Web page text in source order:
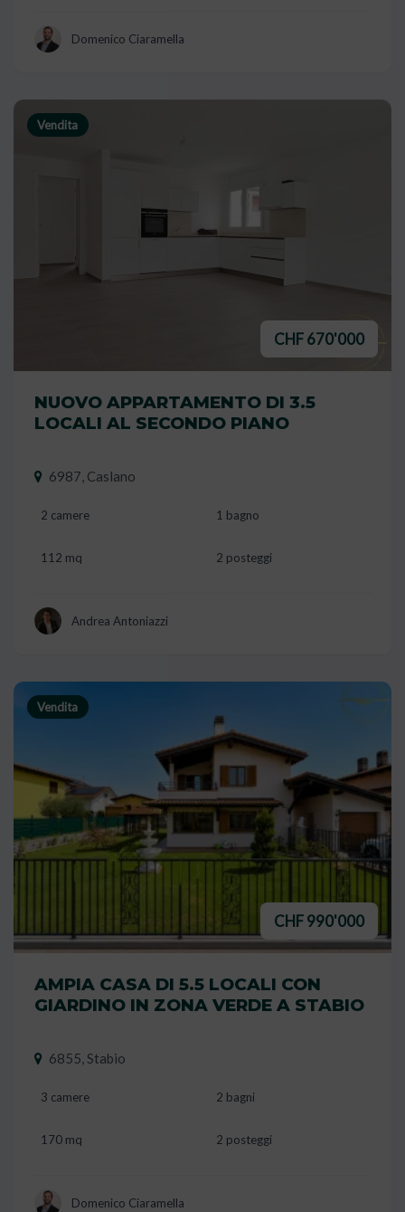
Domenico Ciaramella
Vendita
CHF 670'000
NUOVO APPARTAMENTO DI 3.5
LOCALI AL SECONDO PIANO
6987, Caslano
2 camere 1 bagno
112 mq 2 posteggi
Andrea Antoniazzi
Vendita
CHF 990'000
AMPIA CASA DI 5.5 LOCALI CON
GIARDINO IN ZONA VERDE A STABIO
6855, Stabio
3 camere 2 bagni
170 mq 2 posteggi
Domenico Ciaramella